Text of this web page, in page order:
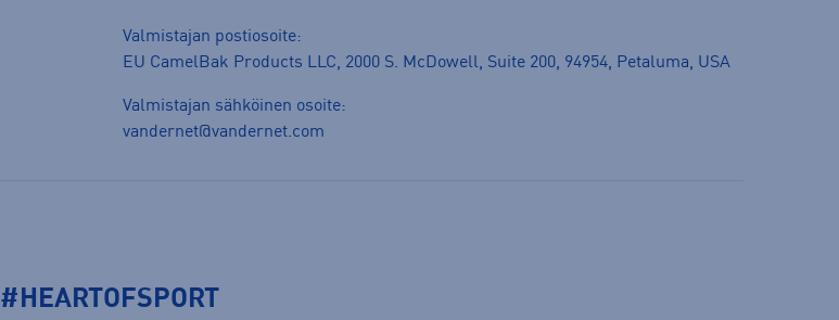
Valmistajan postiosoite:
EU CamelBak Products LLC, 2000 S. McDowell, Suite 200, 94954, Petaluma, USA
Valmistajan sähköinen osoite:
vandernet@vandernet.com
#HEARTOFSPORT